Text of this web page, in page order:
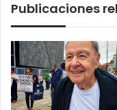
Publicaciones